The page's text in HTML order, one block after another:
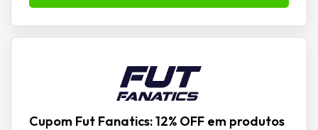
Cupom Fut Fanatics: 12% OFF em produtos